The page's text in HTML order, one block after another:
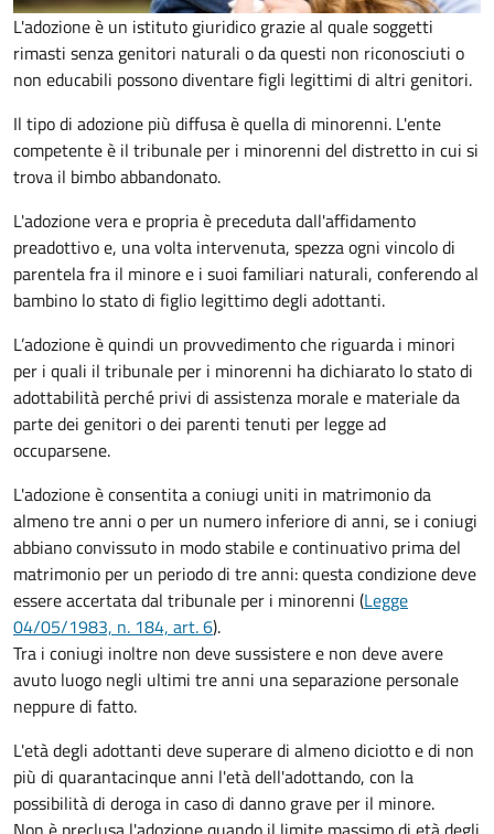
L'adozione è un istituto giuridico grazie al quale soggetti
rimasti senza genitori naturali o da questi non riconosciuti o
non educabili possono diventare figli legittimi di altri genitori.
Il tipo di adozione più diffusa è quella di minorenni. L'ente
competente è il tribunale per i minorenni del distretto in cui si
trova il bimbo abbandonato.
L'adozione vera e propria è preceduta dall'affidamento
preadottivo e, una volta intervenuta, spezza ogni vincolo di
parentela fra il minore e i suoi familiari naturali, conferendo al
bambino lo stato di figlio legittimo degli adottanti.
L’adozione è quindi un provvedimento che riguarda i minori
per i quali il tribunale per i minorenni ha dichiarato lo stato di
adottabilità perché privi di assistenza morale e materiale da
parte dei genitori o dei parenti tenuti per legge ad
occuparsene.
L'adozione è consentita a coniugi uniti in matrimonio da
almeno tre anni o per un numero inferiore di anni, se i coniugi
abbiano convissuto in modo stabile e continuativo prima del
matrimonio per un periodo di tre anni: questa condizione deve
essere accertata dal tribunale per i minorenni (Legge
04/05/1983, n. 184, art. 6).
Tra i coniugi inoltre non deve sussistere e non deve avere
avuto luogo negli ultimi tre anni una separazione personale
neppure di fatto.
L'età degli adottanti deve superare di almeno diciotto e di non
più di quarantacinque anni l'età dell'adottando, con la
possibilità di deroga in caso di danno grave per il minore.